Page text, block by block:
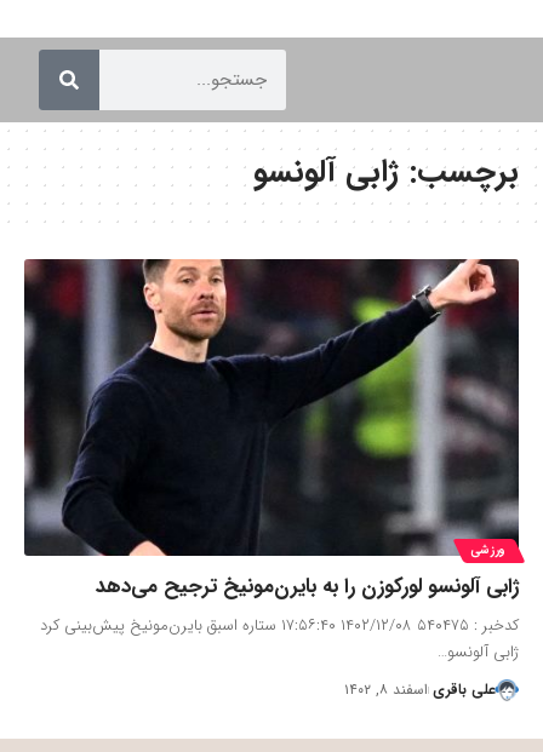
برچسب:ژابی آلونسو
ورزشی
ژابی آلونسو لورکوزن را به بایرن‌مونیخ ترجیح می‌دهد
کدخبر : ۵۴۰۴۷۵ ۱۴۰۲/۱۲/۰۸ ۱۷:۵۶:۴۰ ستاره اسبق بایرن‌مونیخ پیش‌بینی کرد
ژابی آلونسو…
علی باقری اسفند ۸, ۱۴۰۲